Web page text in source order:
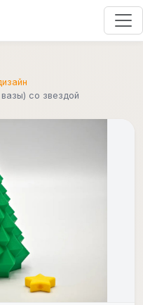
со звездой